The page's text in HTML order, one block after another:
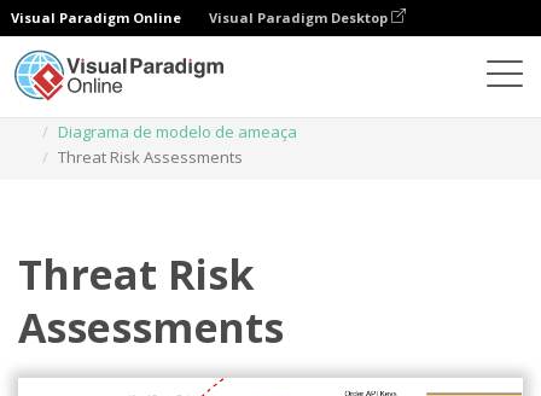
Visual Paradigm Online Visual Paradigm Desktop
Diagrama de modelo de ameaça
Threat Risk Assessments
Threat Risk
Assessments